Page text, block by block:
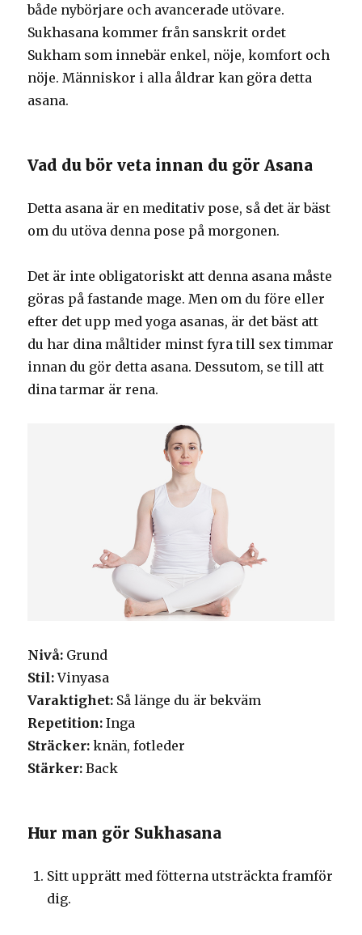
både nybörjare och avancerade utövare.
Sukhasana kommer från sanskrit ordet
Sukham som innebär enkel, nöje, komfort och
nöje. Människor i alla åldrar kan göra detta
asana.
Vad du bör veta innan du gör Asana
Detta asana är en meditativ pose, så det är bäst
om du utöva denna pose på morgonen.
Det är inte obligatoriskt att denna asana måste
göras på fastande mage. Men om du före eller
efter det upp med yoga asanas, är det bäst att
du har dina måltider minst fyra till sex timmar
innan du gör detta asana. Dessutom, se till att
dina tarmar är rena.
Nivå: Grund
Stil:Vinyasa
Varaktighet: Så länge du är bekväm
Repetition: Inga
Sträcker: knän, fotleder
Stärker: Back
Hur man gör Sukhasana
Sitt upprätt med fötterna utsträckta framför
dig.